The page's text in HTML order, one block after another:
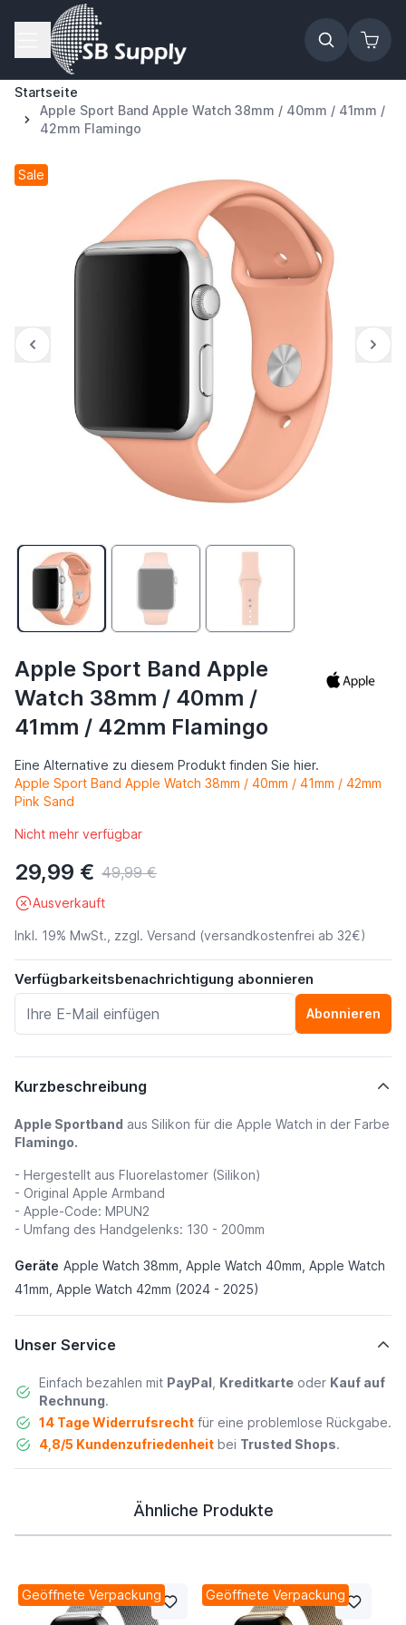
Zum Inhalt springen
Startseite
Apple Sport Band Apple Watch 38mm / 40mm / 41mm /
42mm Flamingo
Sale
Apple Sport Band Apple
Watch 38mm / 40mm /
41mm / 42mm Flamingo
Eine Alternative zu diesem Produkt finden Sie hier.
Apple Sport Band Apple Watch 38mm / 40mm / 41mm / 42mm
Pink Sand
Nicht mehr verfügbar
29,99 € 49,99 €
Ausverkauft
Inkl. 19% MwSt., zzgl. Versand (versandkostenfrei ab 32€)
Verfügbarkeitsbenachrichtigung abonnieren
Abonnieren
Kurzbeschreibung
Apple Sportband aus Silikon für die Apple Watch in der Farbe
Flamingo.
- Hergestellt aus Fluorelastomer (Silikon)
- Original Apple Armband
- Apple-Code: MPUN2
- Umfang des Handgelenks: 130 - 200mm
Geräte Apple Watch 38mm, Apple Watch 40mm, Apple Watch
41mm, Apple Watch 42mm (2024 - 2025)
Unser Service
Einfach bezahlen mit PayPal Kreditkarteoder Kauf auf
Rechnung.
14 Tage Widerrufsrechtfür eine problemlose Rückgabe.
4,8/5 Kundenzufriedenheitbei Trusted Shops.
Ähnliche Produkte
Geöffnete Verpackung Geöffnete Verpackung